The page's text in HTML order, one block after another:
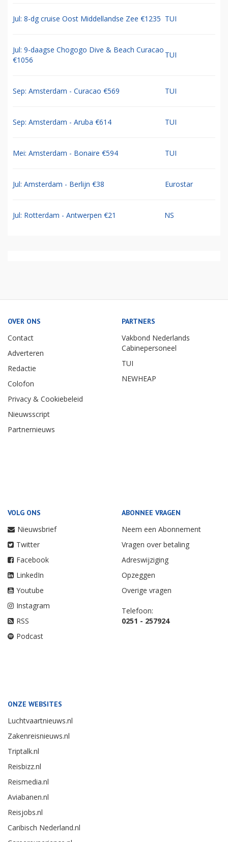
Jul: 8-dg cruise Oost Middellandse Zee €1235 TUI
Jul: 9-daagse Chogogo Dive & Beach Curacao
€1056
TUI
Sep: Amsterdam - Curacao €569 TUI
Sep: Amsterdam - Aruba €614 TUI
Mei: Amsterdam - Bonaire €594 TUI
Jul: Amsterdam - Berlijn €38 Eurostar
Jul: Rotterdam - Antwerpen €21 NS
OVER ONS
Contact
Adverteren
Redactie
Colofon
Privacy & Cookiebeleid
Nieuwsscript
Partnernieuws
PARTNERS
Vakbond Nederlands
Cabinepersoneel
TUI
NEWHEAP
VOLG ONS
Nieuwsbrief
Twitter
Facebook
LinkedIn
Youtube
Instagram
RSS
Podcast
ABONNEE VRAGEN
Neem een Abonnement
Vragen over betaling
Adreswijziging
Opzeggen
Overige vragen
Telefoon:
0251 - 257924
ONZE WEBSITES
Luchtvaartnieuws.nl
Zakenreisnieuws.nl
Triptalk.nl
Reisbizz.nl
Reismedia.nl
Aviabanen.nl
Reisjobs.nl
Caribisch Nederland.nl